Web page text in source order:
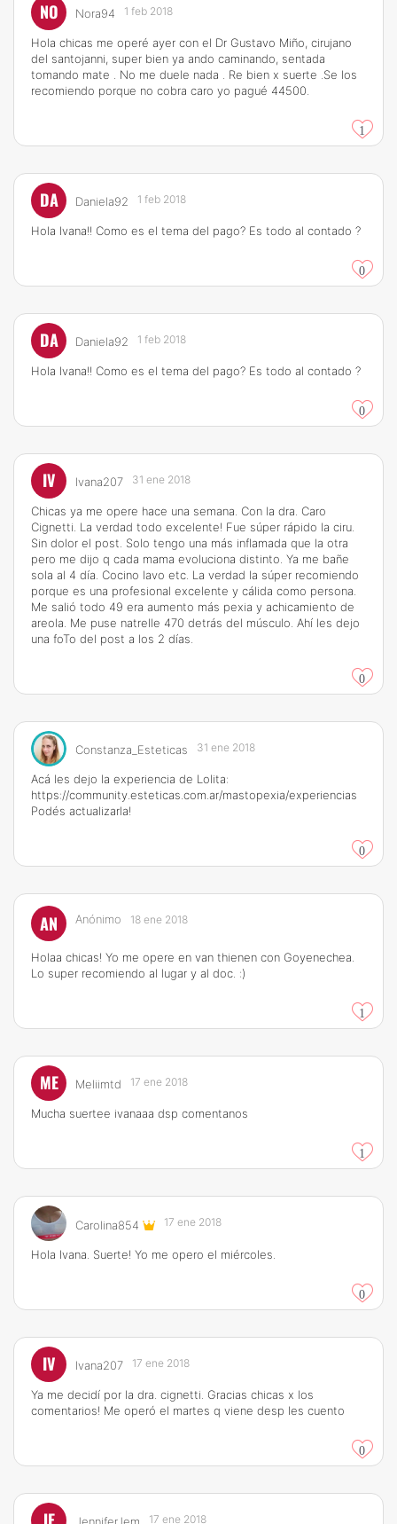
NO Nora94 1 feb 2018
Hola chicas me operé ayer con el Dr Gustavo Miño, cirujano
del santojanni, super bien ya ando caminando, sentada
tomando mate . No me duele nada . Re bien x suerte .Se los
recomiendo porque no cobra caro yo pagué 44500.
1
DA Daniela92 1 feb 2018
Hola Ivana!! Como es el tema del pago? Es todo al contado ?
0
DA Daniela92 1 feb 2018
Hola Ivana!! Como es el tema del pago? Es todo al contado ?
0
IV Ivana207 31 ene 2018
Chicas ya me opere hace una semana. Con la dra. Caro
Cignetti. La verdad todo excelente! Fue súper rápido la ciru.
Sin dolor el post. Solo tengo una más inflamada que la otra
pero me dijo q cada mama evoluciona distinto. Ya me bañe
sola al 4 día. Cocino lavo etc. La verdad la súper recomiendo
porque es una profesional excelente y cálida como persona.
Me salió todo 49 era aumento más pexia y achicamiento de
areola. Me puse natrelle 470 detrás del músculo. Ahí les dejo
una foTo del post a los 2 días.
0
Constanza_Esteticas 31 ene 2018
Acá les dejo la experiencia de Lolita:
https://community.esteticas.com.ar/mastopexia/experiencias
Podés actualizarla!
0
AN Anónimo 18 ene 2018
Holaa chicas! Yo me opere en van thienen con Goyenechea.
Lo super recomiendo al lugar y al doc. :)
1
ME Meliimtd 17 ene 2018
Mucha suertee ivanaaa dsp comentanos
1
Carolina854 17 ene 2018
Hola Ivana. Suerte! Yo me opero el miércoles.
0
IV Ivana207 17 ene 2018
Ya me decidí por la dra. cignetti. Gracias chicas x los
comentarios! Me operó el martes q viene desp les cuento
0
17 ene 2018